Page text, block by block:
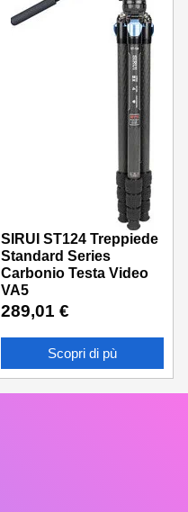
SIRUI ST124 Treppiede
Standard Series
Carbonio Testa Video
VA5
289,01 €
Scopri di pù